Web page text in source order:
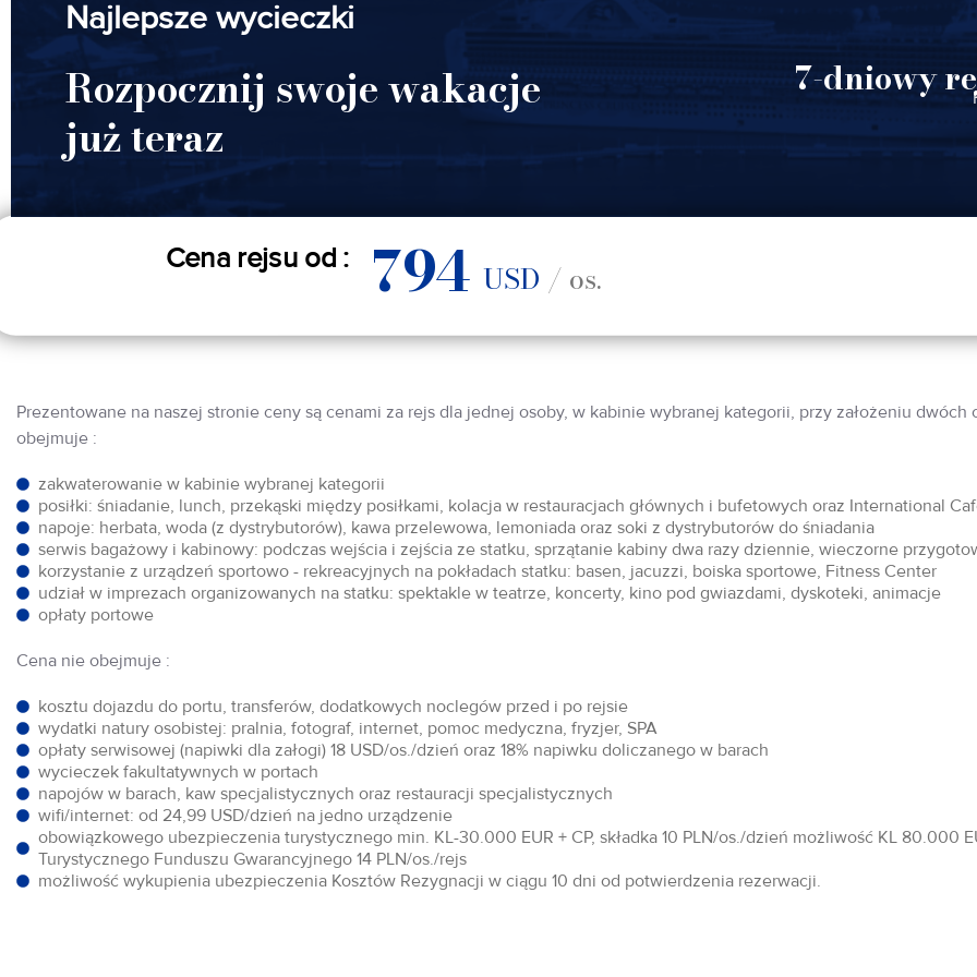
Najlepsze wycieczki
Rozpocznij swoje wakacje
już teraz
7-dniowy
Cena rejsu od : 794USD / os.
Prezentowane na naszej stronie ceny są cenami za rejs dla jednej osoby, w kabinie wybranej kategorii, przy założeniu
obejmuje :
zakwaterowanie w kabinie wybranej kategorii
posiłki: śniadanie, lunch, przekąski między posiłkami, kolacja w restauracjach głównych i bufetowych oraz International
napoje: herbata, woda (z dystrybutorów), kawa przelewowa, lemoniada oraz soki z dystrybutorów do śniadania
serwis bagażowy i kabinowy: podczas wejścia i zejścia ze statku, sprzątanie kabiny dwa razy dziennie, wieczorne
korzystanie z urządzeń sportowo - rekreacyjnych na pokładach statku: basen, jacuzzi, boiska sportowe, Fitness Center
udział w imprezach organizowanych na statku: spektakle w teatrze, koncerty, kino pod gwiazdami, dyskoteki, animacje
opłaty portowe
Cena nie obejmuje :
kosztu dojazdu do portu, transferów, dodatkowych noclegów przed i po rejsie
wydatki natury osobistej: pralnia, fotograf, internet, pomoc medyczna, fryzjer, SPA
opłaty serwisowej (napiwki dla załogi) 18 USD/os./dzień oraz 18% napiwku doliczanego w barach
wycieczek fakultatywnych w portach
napojów w barach, kaw specjalistycznych oraz restauracji specjalistycznych
wifi/internet: od 24,99 USD/dzień na jedno urządzenie
obowiązkowego ubezpieczenia turystycznego min. KL-30.000 EUR + CP, składka 10 PLN/os./dzień możliwość KL 80.000
Turystycznego Funduszu Gwarancyjnego 14 PLN/os./rejs
możliwość wykupienia ubezpieczenia Kosztów Rezygnacji w ciągu 10 dni od potwierdzenia rezerwacji.